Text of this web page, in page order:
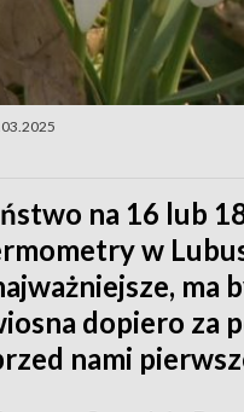
na 16 lub
w
ma
dopiero za
nami